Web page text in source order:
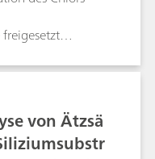
werden.
wie die
folgenden drei
DIN EN ISO
B und APHA
von Ätzsä